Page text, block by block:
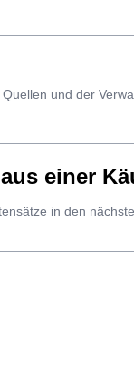
und der
einer
in den